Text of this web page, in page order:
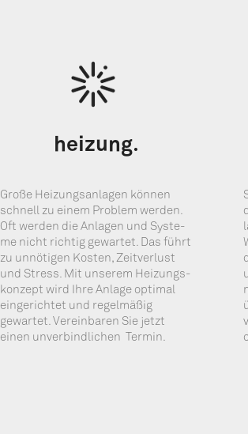
hei­zung.
Gro­ße Hei­zungs­an­la­gen kön­nen
schnell zu einem Pro­blem wer­den.
Oft wer­den die Anla­gen und Sys­te­
me nicht rich­tig gewar­tet. Das führt
zu unnö­ti­gen Kos­ten, Zeit­ver­lust
und Stress. Mit unse­rem Hei­zungs­
kon­zept wird Ihre Anla­ge opti­mal
ein­ge­rich­tet und regel­mä­ßig
gewar­tet. Ver­ein­ba­ren Sie jetzt
einen unver­bind­li­chen Termin.